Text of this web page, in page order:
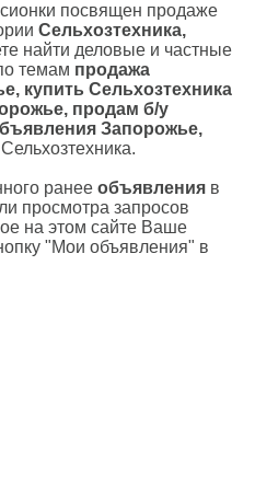
посвящен продаже
Сельхозтехника,
найти деловые и частные
темам продажа
купить Сельхозтехника
продам б/у
Запорожье,
ранее объявления в
просмотра запросов
на этом сайте Ваше
"Мои объявления" в